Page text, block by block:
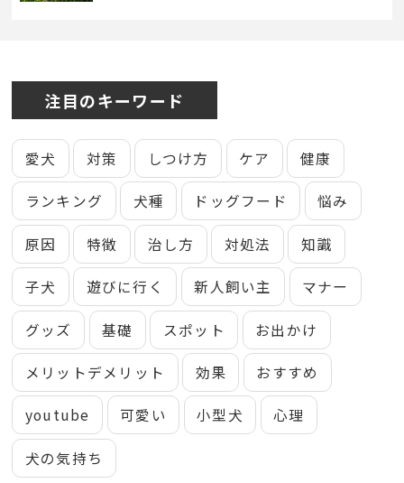
注目のキーワード
愛犬 対策 しつけ方 ケア 健康
ランキング 犬種 ドッグフード 悩み
原因 特徴 治し方 対処法 知識
子犬 遊びに行く 新人飼い主 マナー
グッズ 基礎 スポット お出かけ
メリットデメリット 効果 おすすめ
youtube 可愛い 小型犬 心理
犬の気持ち